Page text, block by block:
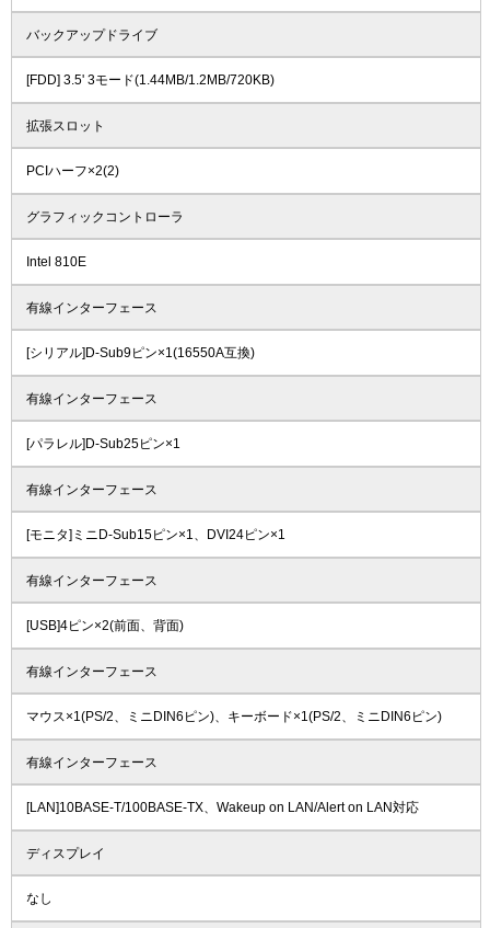
バックアップドライブ
[FDD] 3.5' 3モード(1.44MB/1.2MB/720KB)
拡張スロット
PCIハーフ×2(2)
グラフィックコントローラ
Intel 810E
有線インターフェース
[シリアル]D-Sub9ピン×1(16550A互換)
有線インターフェース
[パラレル]D-Sub25ピン×1
有線インターフェース
[モニタ]ミニD-Sub15ピン×1、DVI24ピン×1
有線インターフェース
[USB]4ピン×2(前面、背面)
有線インターフェース
マウス×1(PS/2、ミニDIN6ピン)、キーボード×1(PS/2、ミニDIN6ピン)
有線インターフェース
[LAN]10BASE-T/100BASE-TX、Wakeup on LAN/Alert on LAN対応
ディスプレイ
なし